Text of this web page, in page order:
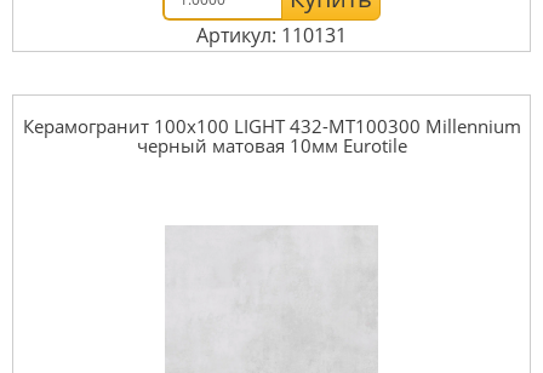
Артикул: 110131
Керамогранит 100x100 LIGHT 432-MT100300 Millennium
черный матовая 10мм Eurotile